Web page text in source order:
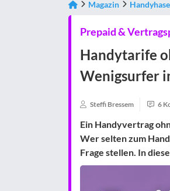
Magazin
Prepaid &
Handytarife
Wenigsurfer
Steffi Bressem 6
Ein Handyvertrag
Wer selten zum
Frage stellen. In